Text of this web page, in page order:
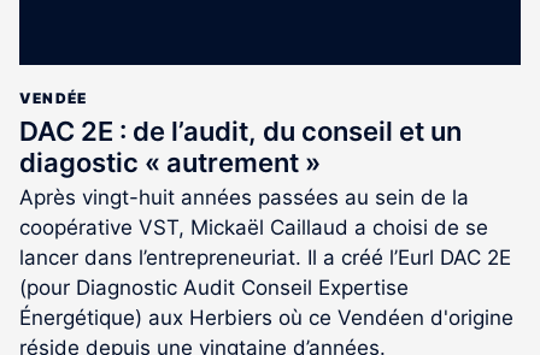
VENDÉE
DAC 2E : de l’audit, du conseil et un
diagostic « autrement »
Après vingt-huit années passées au sein de la
coopérative VST, Mickaël Caillaud a choisi de se
lancer dans l’entrepreneuriat. Il a créé l’Eurl DAC 2E
(pour Diagnostic Audit Conseil Expertise
Énergétique) aux Herbiers où ce Vendéen d'origine
réside depuis une vingtaine d’années.